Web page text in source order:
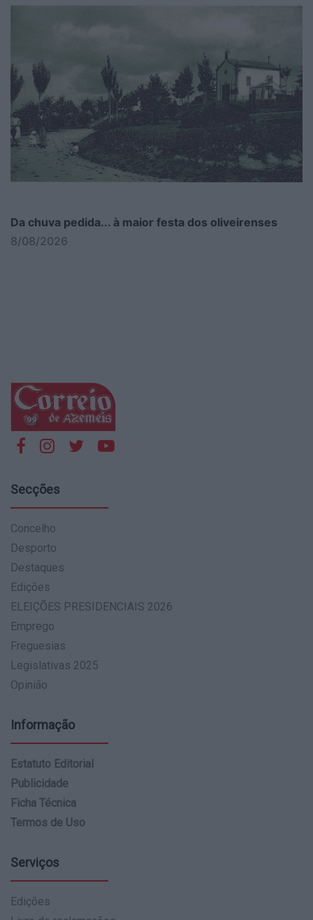
Da chuva pedida... à maior festa dos oliveirenses
8/08/2026
Secções
Concelho
Desporto
Destaques
Edições
ELEIÇÕES PRESIDENCIAIS 2026
Emprego
Freguesias
Legislativas 2025
Opinião
Informação
Estatuto Editorial
Publicidade
Ficha Técnica
Termos de Uso
Serviços
Edições